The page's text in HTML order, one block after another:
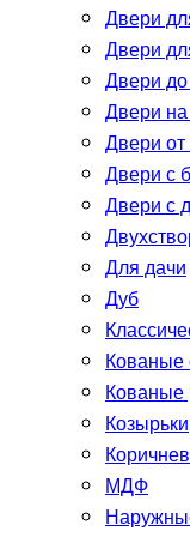
Двери
Двери
Двери
Двери на
Двери
Двери с
Двери с
Для дачи
Дуб
Кованые
Кованые
Козырьки
МДФ